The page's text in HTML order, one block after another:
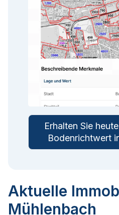
Erhalten Sie
Bodenrichtwert
Aktuelle
Mühlenbach